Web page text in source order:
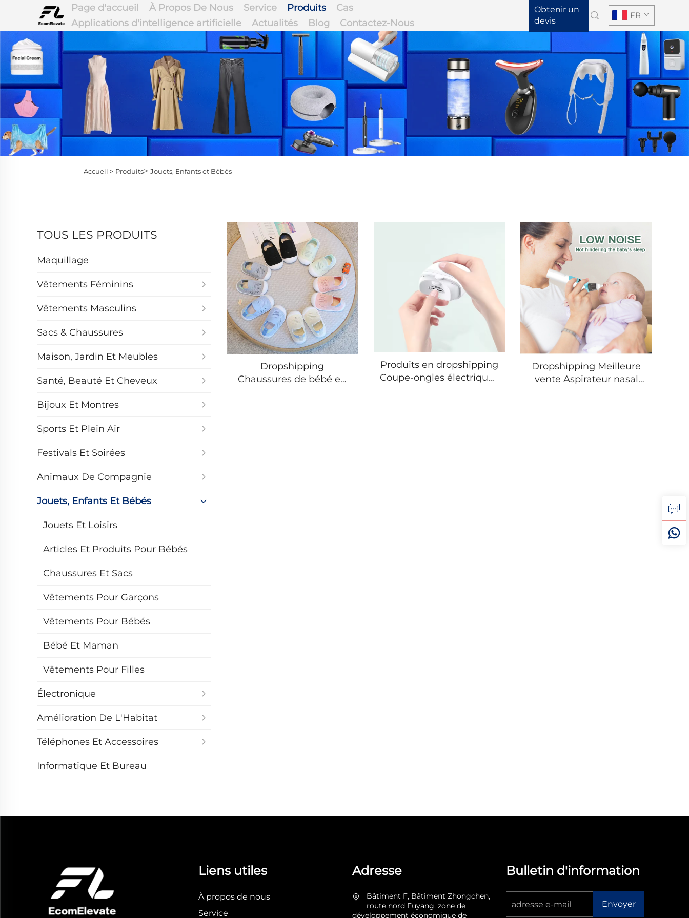
Page d'accueil À Propos De Nous Service Produits
Cas
Applications d'intelligence artificielle
Actualités Blog Contactez-Nous
Obtenir un
devis
FR
Accueil > Produits> Jouets, Enfants et Bébés
TOUS LES PRODUITS
Maquillage
Vêtements Féminins
Vêtements Masculins
Sacs & Chaussures
Maison, Jardin Et Meubles
Santé, Beauté Et Cheveux
Bijoux Et Montres
Sports Et Plein Air
Festivals Et Soirées
Animaux De Compagnie
Jouets, Enfants Et Bébés
Jouets Et Loisirs
Articles Et Produits Pour Bébés
Chaussures Et Sacs
Vêtements Pour Garçons
Vêtements Pour Bébés
Bébé Et Maman
Vêtements Pour Filles
Électronique
Amélioration De L'Habitat
Téléphones Et Accessoires
Informatique Et Bureau
Dropshipping
Chaussures de bébé en
Produits en dropshipping
Coupe-ongles électriques
Dropshipping Meilleure
vente Aspirateur nasal
Liens utiles
À propos de nous
Service
Adresse
Bâtiment F, Bâtiment Zhongchen,
route nord Fuyang, zone de
développement économique de
Bulletin d'information
Envoyer